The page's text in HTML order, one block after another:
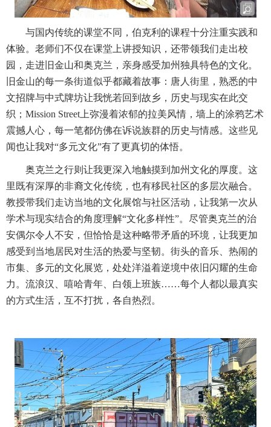
与国内传统的课堂不同，伯克利的课程十分注重实践和
体验。老师们不仅在课堂上讲授知识，还带领我们走出校
园，走进旧金山和奥克兰，亲身感受加州独具特色的文化。
旧金山的每一条街道似乎都藏着故事：唐人街里，熟悉的中
文招牌与中式牌坊让我恍若回到故乡，历史与现实在此交
织；Mission Street上弥漫着浓郁的拉美风情，墙上的涂鸦艺术
震撼人心，每一笔都仿佛在诉说族群的历史与情感。这些见
闻也让我对“多元文化”有了更真切的体悟。
奥克兰之行则让我更深入地触摸到加州文化的厚度。这
里既有深厚的非裔文化传统，也有移民社区的多层次融合。
教授带我们走访当地的文化展馆与社区活动，让我第一次从
学术与现实结合的角度理解“文化多样性”。尽管奥克兰的治
安偶尔令人不安，但恰恰是这种略带矛盾的环境，让我更加
感受到当地居民对生活的热爱与坚韧。街头的音乐、热闹的
市集、多元的文化展览，处处洋溢着逆境中依旧闪耀的生命
力。流浪汉、嘻哈青年、白领上班族……每个人都以最真实
的方式生活，互不打扰，各自热烈。